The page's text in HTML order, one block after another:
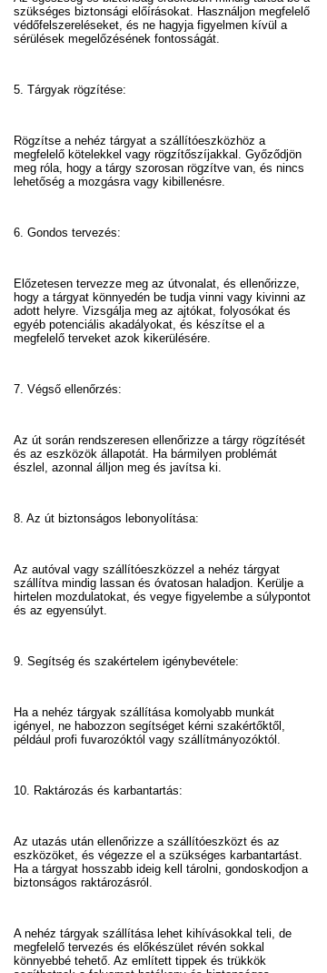
szükséges biztonsági előírásokat. Használjon megfelelő
védőfelszereléseket, és ne hagyja figyelmen kívül a
sérülések megelőzésének fontosságát.
5. Tárgyak rögzítése:
Rögzítse a nehéz tárgyat a szállítóeszközhöz a
megfelelő kötelekkel vagy rögzítőszíjakkal. Győződjön
meg róla, hogy a tárgy szorosan rögzítve van, és nincs
lehetőség a mozgásra vagy kibillenésre.
6. Gondos tervezés:
Előzetesen tervezze meg az útvonalat, és ellenőrizze,
hogy a tárgyat könnyedén be tudja vinni vagy kivinni az
adott helyre. Vizsgálja meg az ajtókat, folyosókat és
egyéb potenciális akadályokat, és készítse el a
megfelelő terveket azok kikerülésére.
7. Végső ellenőrzés:
Az út során rendszeresen ellenőrizze a tárgy rögzítését
és az eszközök állapotát. Ha bármilyen problémát
észlel, azonnal álljon meg és javítsa ki.
8. Az út biztonságos lebonyolítása:
Az autóval vagy szállítóeszközzel a nehéz tárgyat
szállítva mindig lassan és óvatosan haladjon. Kerülje a
hirtelen mozdulatokat, és vegye figyelembe a súlypontot
és az egyensúlyt.
9. Segítség és szakértelem igénybevétele:
Ha a nehéz tárgyak szállítása komolyabb munkát
igényel, ne habozzon segítséget kérni szakértőktől,
például profi fuvarozóktól vagy szállítmányozóktól.
10. Raktározás és karbantartás:
Az utazás után ellenőrizze a szállítóeszközt és az
eszközöket, és végezze el a szükséges karbantartást.
Ha a tárgyat hosszabb ideig kell tárolni, gondoskodjon a
biztonságos raktározásról.
A nehéz tárgyak szállítása lehet kihívásokkal teli, de
megfelelő tervezés és előkészület révén sokkal
könnyebbé tehető. Az említett tippek és trükkök